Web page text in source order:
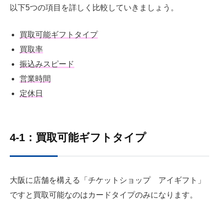
以下5つの項目を詳しく比較していきましょう。
買取可能ギフトタイプ
買取率
振込みスピード
営業時間
定休日
4-1：買取可能ギフトタイプ
大阪に店舗を構える「チケットショップ アイギフト」
ですと買取可能なのはカードタイプのみになります。